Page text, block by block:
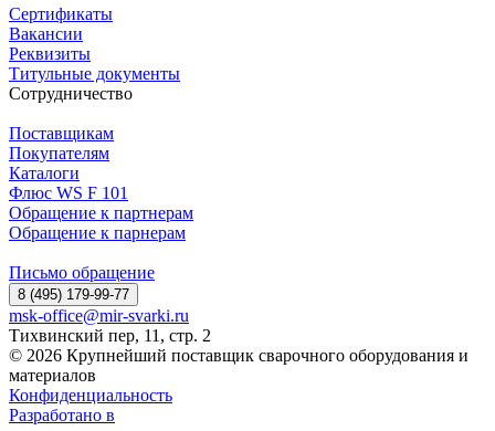
Сертификаты
Вакансии
Реквизиты
Титульные документы
Сотрудничество
Поставщикам
Покупателям
Каталоги
Флюс WS F 101
Обращение к партнерам
Обращение к парнерам
Письмо обращение
8 (495) 179-99-77
msk-office@mir-svarki.ru
Тихвинский пер, 11, стр. 2
© 2026 Крупнейший поставщик сварочного оборудования и
материалов
Конфиденциальность
Разработано в